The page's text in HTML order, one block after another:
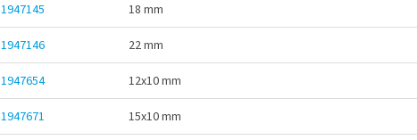
1947145 18 mm
1947146 22 mm
1947654 12x10 mm
1947671 15x10 mm